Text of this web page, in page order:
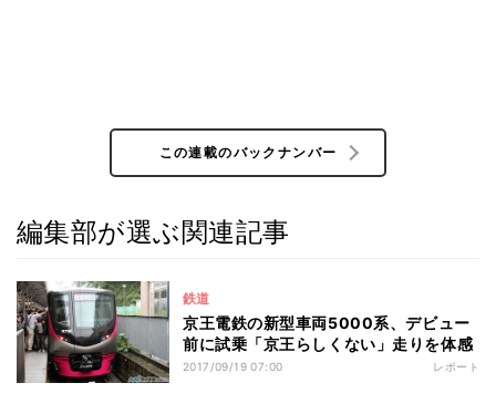
この連載のバックナンバー
編集部が選ぶ関連記事
鉄道
京王電鉄の新型車両5000系、デビュー
前に試乗「京王らしくない」走りを体感
2017/09/19 07:00 レポート